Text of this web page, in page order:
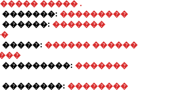
����� .
�������: ���������
������: �������
�����: ������ ������
���������: �������
��������: ��������